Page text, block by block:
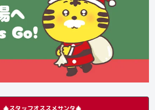
🎄スタッフオススメサンタ🎄